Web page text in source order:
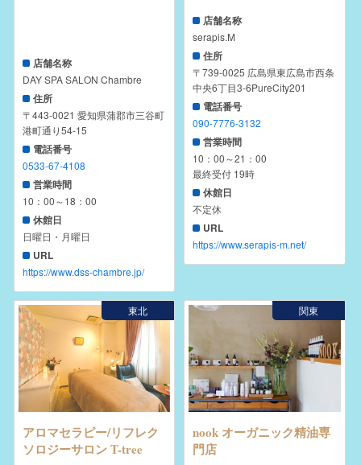
店舗名称
DAY SPA SALON Chambre
住所
〒443-0021 愛知県蒲郡市三谷町
港町通り54-15
電話番号
0533-67-4108
営業時間
10：00～18：00
休館日
日曜日・月曜日
URL
https://www.dss-chambre.jp/
店舗名称
serapis.M
住所
〒739-0025 広島県東広島市西条
中央6丁目3-6PureCity201
電話番号
090-7776-3132
営業時間
10：00～21：00
最終受付 19時
休館日
不定休
URL
https://www.serapis-m.net/
東北
アロマセラピー/リフレク
ソロジーサロン T-tree
関東
nook オーガニック精油専
門店